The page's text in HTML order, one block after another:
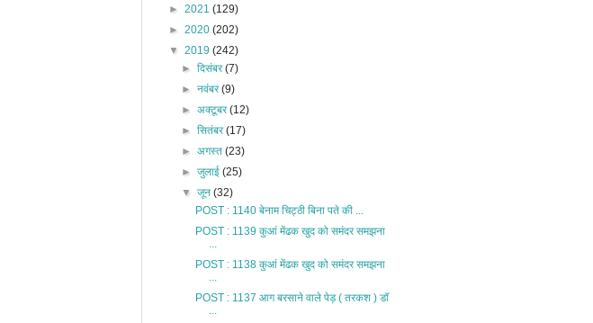
► 2021 (129)
► 2020 (202)
▼ 2019 (242)
►दिसंबर(7)
►नवंबर(9)
►अक्टूबर(12)
►सितंबर(17)
►अगस्त(23)
►जुलाई(25)
▼जून(32)
POST : 1140 बेनाम चिट्ठी बिना पते की ...
POST : 1139 कुआं मेंढक खुद को समंदर समझना
POST : 1138 कुआं मेंढक खुद को समंदर समझना
POST : 1137 आग बरसाने वाले पेड़ ( तरकश ) डॉ